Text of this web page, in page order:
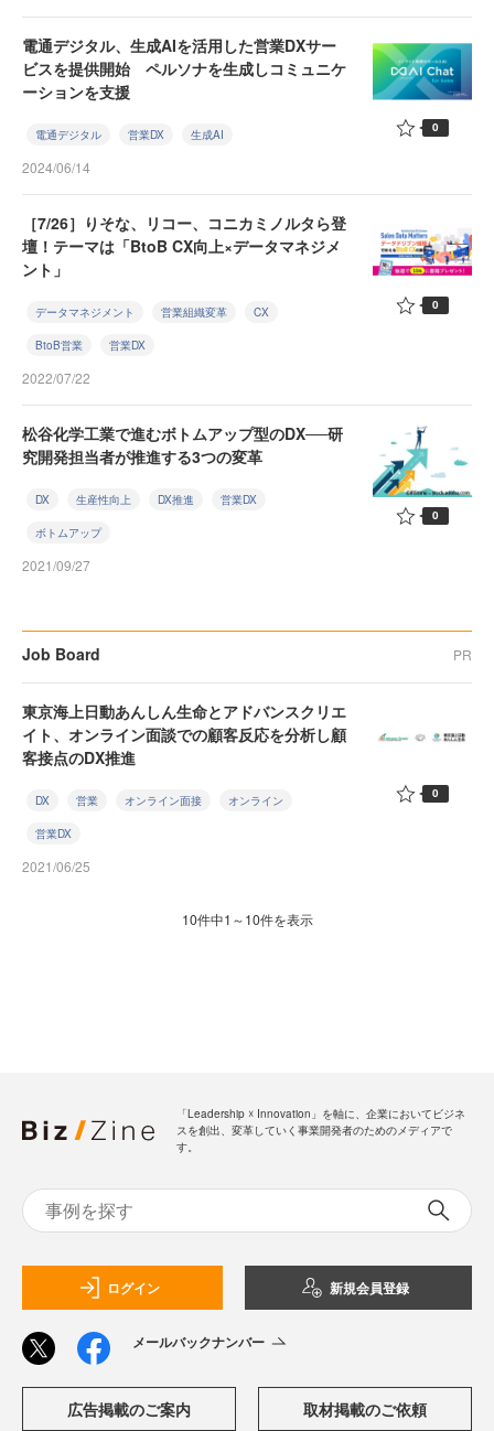
電通デジタル、生成AIを活用した営業DXサー
ビスを提供開始 ペルソナを生成しコミュニケ
ーションを支援
電通デジタル 営業DX 生成AI
2024/06/14
0
［7/26］りそな、リコー、コニカミノルタら登
壇！テーマは「BtoB CX向上×データマネジメ
ント」
データマネジメント 営業組織変革 CX
BtoB営業 営業DX
2022/07/22
0
松谷化学工業で進むボトムアップ型のDX──研
究開発担当者が推進する3つの変革
DX 生産性向上 DX推進 営業DX
ボトムアップ
2021/09/27
0
Job Board PR
東京海上日動あんしん生命とアドバンスクリエ
イト、オンライン面談での顧客反応を分析し顧
客接点のDX推進
DX 営業 オンライン面接 オンライン
営業DX
2021/06/25
0
10件中1～10件を表示
「Leadership ☓ Innovation」を軸に、企業においてビジネ
スを創出、変革していく事業開発者のためのメディアで
す。
ログイン 新規会員登録
メールバックナンバー
広告掲載のご案内 取材掲載のご依頼